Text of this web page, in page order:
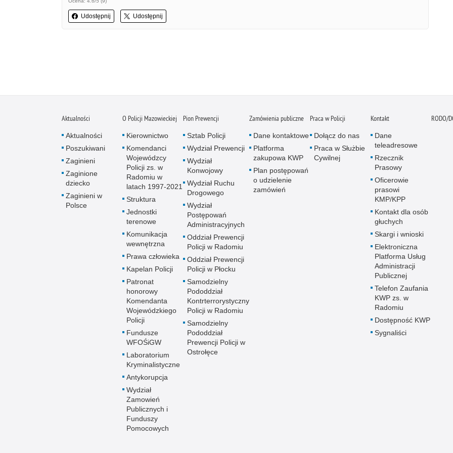
Udostępnij Udostępnij
Aktualności
Aktualności
Poszukiwani
Zaginieni
Zaginione
dziecko
Zaginieni w
Polsce
O Policji Mazowieckiej
Kierownictwo
Komendanci
Wojewódzcy
Policji zs. w
Radomiu w
latach 1997-2021
Struktura
Jednostki
terenowe
Komunikacja
wewnętrzna
Prawa człowieka
Kapelan Policji
Patronat
honorowy
Komendanta
Wojewódzkiego
Policji
Fundusze
WFOŚiGW
Laboratorium
Kryminalistyczne
Antykorupcja
Wydział
Zamowień
Publicznych i
Funduszy
Pomocowych
Pion Prewencji
Sztab Policji
Wydział Prewencji
Wydział
Konwojowy
Wydział Ruchu
Drogowego
Wydział
Postępowań
Administracyjnych
Oddział Prewencji
Policji w Radomiu
Oddział Prewencji
Policji w Płocku
Samodzielny
Pododdział
Kontrterrorystyczny
Policji w Radomiu
Samodzielny
Pododdział
Prewencji Policji w
Ostrołęce
Zamówienia publiczne
Dane kontaktowe
Platforma
zakupowa KWP
Plan postępowań
o udzielenie
zamówień
Praca w Policji
Dołącz do nas
Praca w Służbie
Cywilnej
Kontakt
Dane
teleadresowe
Rzecznik
Prasowy
Oficerowie
prasowi
KMP/KPP
Kontakt dla osób
głuchych
Skargi i wnioski
Elektroniczna
Platforma Usług
Administracji
Publicznej
Telefon Zaufania
KWP zs. w
Radomiu
Dostępność KWP
Sygnaliści
RODO/